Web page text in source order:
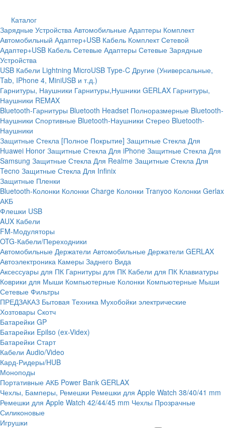
Каталог
Зарядные Устройства Автомобильные Адаптеры Комплект
Автомобильный Адаптер+USB Кабель Комплект Сетевой
Адаптер+USB Кабель Сетевые Адаптеры Сетевые Зарядные
Устройства
USB Кабели Lightning MicroUSB Type-C Другие (Универсальные,
Tab, IPhone 4, MiniUSB и т.д.)
Гарнитуры, Наушники Гарнитуры,Нушники GERLAX Гарнитуры,
Наушники REMAX
Bluetooth-Гарнитуры Bluetooth Headset Полноразмерные Bluetooth-
Наушники Спортивные Bluetooth-Наушники Стерео Bluetooth-
Наушники
Защитные Стекла [Полное Покрытие] Защитные Стекла Для
Huawei Honor Защитные Стекла Для iPhone Защитные Стекла Для
Samsung Защитные Стекла Для Realme Защитные Стекла Для
Tecno Защитные Стекла Для Infinix
Защитные Пленки
Bluetooth-Колонки Колонки Charge Колонки Tranyoo Колонки Gerlax
АКБ
Флешки USB
AUX Кабели
FM-Модуляторы
OTG-Кабели/Переходники
Автомобильные Держатели Автомобильные Держатели GERLAX
Автоэлектроника Камеры Заднего Вида
Аксессуары для ПК Гарнитуры для ПК Кабели для ПК Клавиатуры
Коврики для Мыши Компьютерные Колонки Компьютерные Мыши
Сетевые Фильтры
ПРЕДЗАКАЗ Бытовая Техника Мухобойки электрические
Хозтовары Скотч
Батарейки GP
Батарейки Epilso (ex-Videx)
Батарейки Старт
Кабели Audio/Video
Кард-Ридеры/HUB
Моноподы
Портативные АКБ Power Bank GERLAX
Чехлы, Бамперы, Ремешки Ремешки для Apple Watch 38/40/41 mm
Ремешки для Apple Watch 42/44/45 mm Чехлы Прозрачные
Силиконовые
Игрушки